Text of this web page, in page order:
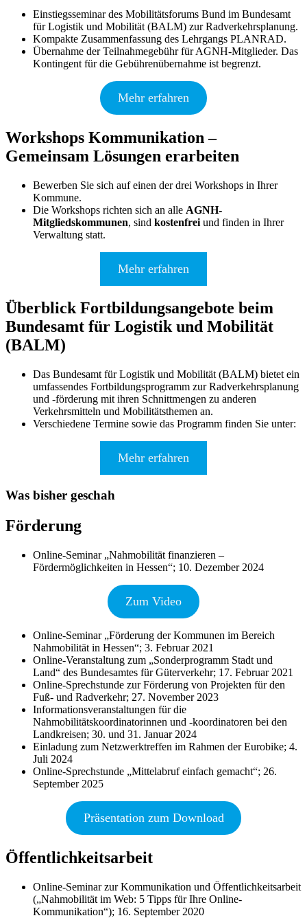
Einstiegsseminar des Mobilitätsforums Bund im Bundesamt
für Logistik und Mobilität (BALM) zur Radverkehrsplanung.
Kompakte Zusammenfassung des Lehrgangs PLANRAD.
Übernahme der Teilnahmegebühr für AGNH-Mitglieder. Das
Kontingent für die Gebührenübernahme ist begrenzt.
Mehr erfahren
Workshops Kommunikation –
Gemeinsam Lösungen erarbeiten
Bewerben Sie sich auf einen der drei Workshops in Ihrer
Kommune.
Die Workshops richten sich an alle AGNH-
Mitgliedskommunen, sind kostenfrei und finden in Ihrer
Verwaltung statt.
Mehr erfahren
Überblick Fortbildungsangebote beim
Bundesamt für Logistik und Mobilität
(BALM)
Das Bundesamt für Logistik und Mobilität (BALM) bietet ein
umfassendes Fortbildungsprogramm zur Radverkehrsplanung
und -förderung mit ihren Schnittmengen zu anderen
Verkehrsmitteln und Mobilitätsthemen an.
Verschiedene Termine sowie das Programm finden Sie unter:
Mehr erfahren
Was bisher geschah
Förderung
Online-Seminar „Nahmobilität finanzieren –
Fördermöglichkeiten in Hessen“; 10. Dezember 2024
Zum Video
Online-Seminar „Förderung der Kommunen im Bereich
Nahmobilität in Hessen“; 3. Februar 2021
Online-Veranstaltung zum „Sonderprogramm Stadt und
Land“ des Bundesamtes für Güterverkehr; 17. Februar 2021
Online-Sprechstunde zur Förderung von Projekten für den
Fuß- und Radverkehr; 27. November 2023
Informationsveranstaltungen für die
Nahmobilitätskoordinatorinnen und -koordinatoren bei den
Landkreisen; 30. und 31. Januar 2024
Einladung zum Netzwerktreffen im Rahmen der Eurobike; 4.
Juli 2024
Online-Sprechstunde „Mittelabruf einfach gemacht“; 26.
September 2025
Präsentation zum Download
Öffentlichkeitsarbeit
Online-Seminar zur Kommunikation und Öffentlichkeitsarbeit
(„Nahmobilität im Web: 5 Tipps für Ihre Online-
Kommunikation“); 16. September 2020